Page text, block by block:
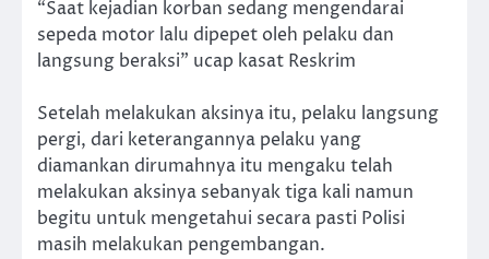
“Saat kejadian korban sedang mengendarai
sepeda motor lalu dipepet oleh pelaku dan
langsung beraksi” ucap kasat Reskrim
Setelah melakukan aksinya itu, pelaku langsung
pergi, dari keterangannya pelaku yang
diamankan dirumahnya itu mengaku telah
melakukan aksinya sebanyak tiga kali namun
begitu untuk mengetahui secara pasti Polisi
masih melakukan pengembangan.